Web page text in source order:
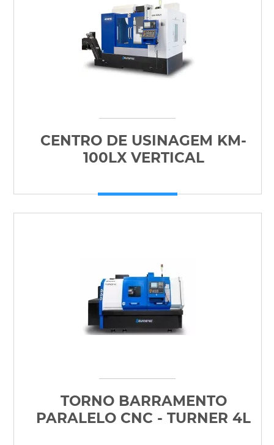
CENTRO DE USINAGEM KM-
100LX VERTICAL
TORNO BARRAMENTO
PARALELO CNC - TURNER 4L